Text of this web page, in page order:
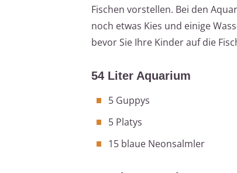
Fischen vorstellen. Bei den
noch etwas Kies und einige
bevor Sie Ihre Kinder auf die
54 Liter Aquarium
5 Guppys
5 Platys
15 blaue Neonsalmler